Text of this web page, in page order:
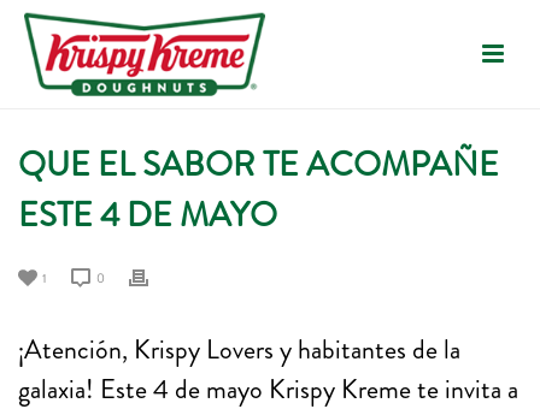
QUE EL SABOR TE ACOMPAÑE
ESTE 4 DE MAYO
1 0
¡Atención, Krispy Lovers y habitantes de la
galaxia! Este 4 de mayo Krispy Kreme te invita a